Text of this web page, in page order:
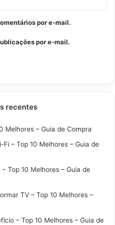
por e-mail.
por e-mail.
recentes
Melhores – Guia de Compra
– Top 10 Melhores – Guia de
Top 10 Melhores – Guia de
TV – Top 10 Melhores –
– Top 10 Melhores – Guia de